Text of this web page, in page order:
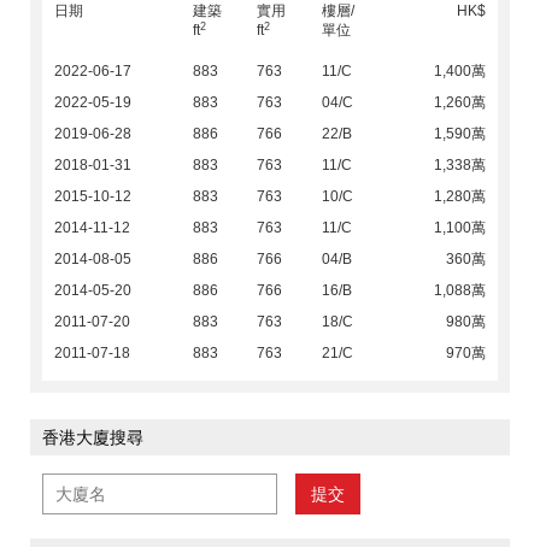
日期
建築
ft2
實用
ft2
樓層/
單位
HK$
2022-06-17 883 763 11/C
1,400萬
2022-05-19
883 763 04/C
1,260萬
2019-06-28
886 766 22/B
1,590萬
2018-01-31
883 763 11/C
1,338萬
2015-10-12
883 763 10/C
1,280萬
2014-11-12
883 763 11/C
1,100萬
2014-08-05
886 766 04/B
360萬
2014-05-20
886 766 16/B
1,088萬
2011-07-20
883 763 18/C
980萬
2011-07-18
883 763 21/C 970萬
香港大廈搜尋
提交